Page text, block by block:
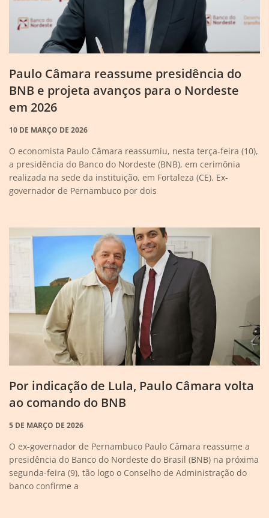
Paulo Câmara reassume presidência do
BNB e projeta avanços para o Nordeste
em 2026
10 DE MARÇO DE 2026
O economista Paulo Câmara reassumiu, nesta terça-feira (10),
a presidência do Banco do Nordeste (BNB), em cerimônia
realizada na sede da instituição, em Fortaleza (CE). Ex-
governador de Pernambuco por dois
Por indicação de Lula, Paulo Câmara volta
ao comando do BNB
5 DE MARÇO DE 2026
O ex-governador de Pernambuco Paulo Câmara reassume a
presidência do Banco do Nordeste do Brasil (BNB) na próxima
segunda-feira (9), tão logo o Conselho de Administração do
banco confirme a